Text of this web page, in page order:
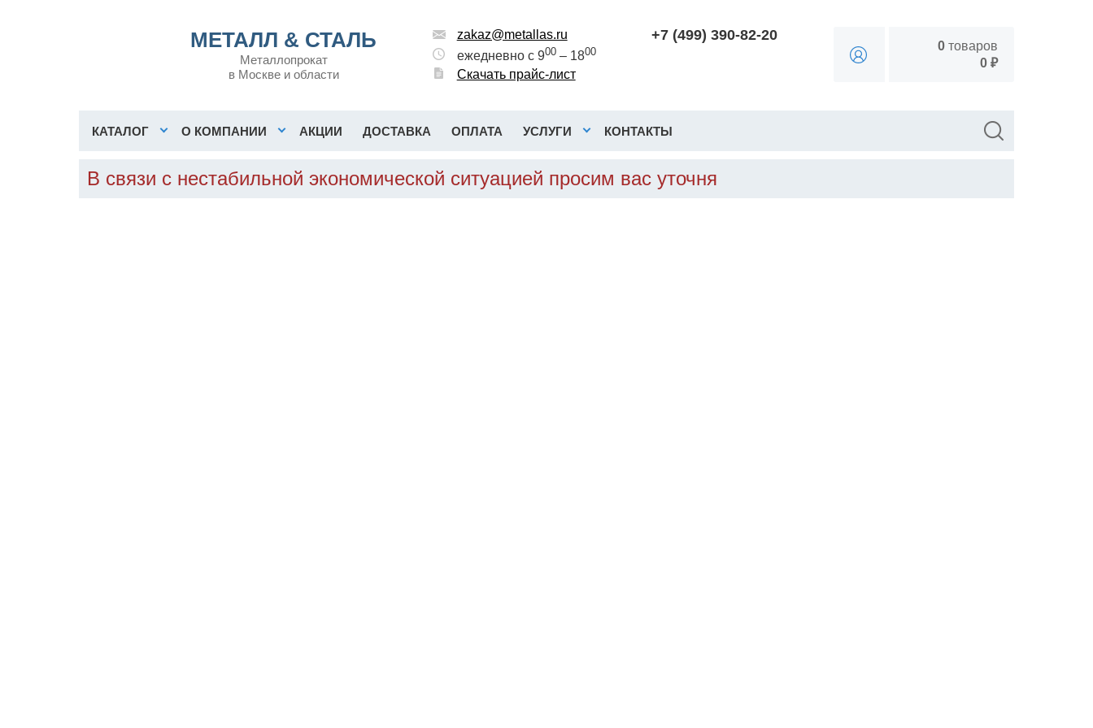
МЕТАЛЛ & СТАЛЬ
Металлопрокат
в Москве и области
zakaz@metallas.ru
ежедневно с 900– 1800
Скачать прайс-лист
+7 (499) 390-82-20
0товаров
0 ₽
КАТАЛОГ О КОМПАНИИ АКЦИИ ДОСТАВКА ОПЛАТА УСЛУГИ КОНТАКТЫ
В связи с нестабильной экономической ситуацией просим вас уточня